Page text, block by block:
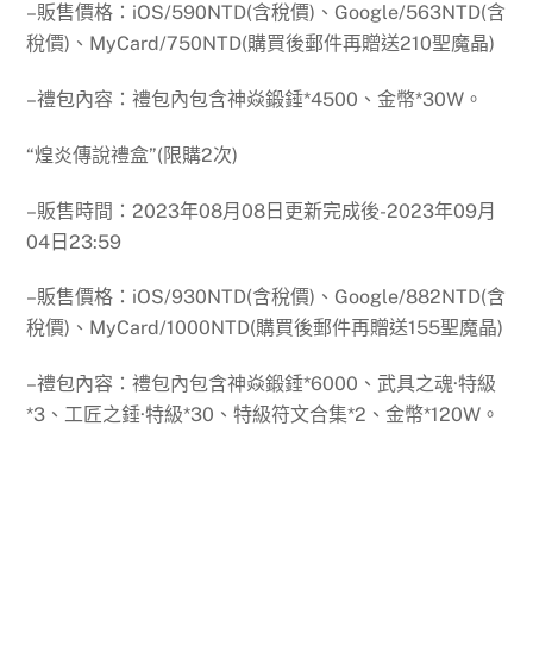
–販售價格：iOS/590NTD(含稅價)、Google/563NTD(含
稅價)、MyCard/750NTD(購買後郵件再贈送210聖魔晶)
–禮包內容：禮包內包含神焱鍛錘*4500、金幣*30W。
“煌炎傳說禮盒”(限購2次)
–販售時間：2023年08月08日更新完成後-2023年09月
04日23:59
–販售價格：iOS/930NTD(含稅價)、Google/882NTD(含
稅價)、MyCard/1000NTD(購買後郵件再贈送155聖魔晶)
–禮包內容：禮包內包含神焱鍛錘*6000、武具之魂·特級
*3、工匠之錘·特級*30、特級符文合集*2、金幣*120W。